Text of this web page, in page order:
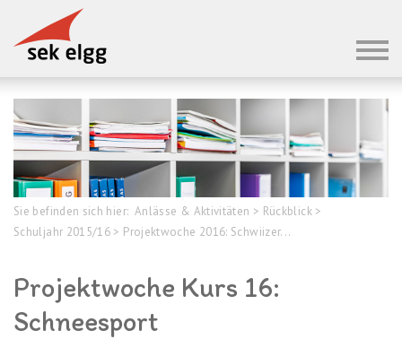
Sie befinden sich hier: Anlässe & Aktivitäten > Rückblick >
Schuljahr 2015/16 > Projektwoche 2016: Schwiizer...
Projektwoche Kurs 16:
Schneesport